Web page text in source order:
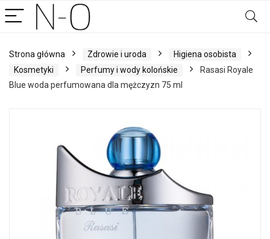
Strona główna Zdrowie i uroda
Higiena osobista
Kosmetyki
Perfumy i wody kolońskie
Rasasi Royale
Blue woda perfumowana dla mężczyzn 75 ml